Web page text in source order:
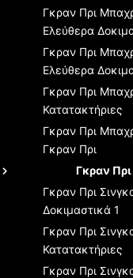
Γκραν Πρι
Ελεύθερα
Γκραν Πρι
Ελεύθερα
Γκραν Πρι
Κατατακτήριες
Γκραν Πρι
Γκραν Πρι
Γκραν
Γκραν Πρι
Δοκιμαστικά 1
Γκραν Πρι
Κατατακτήριες
Γκραν Πρι